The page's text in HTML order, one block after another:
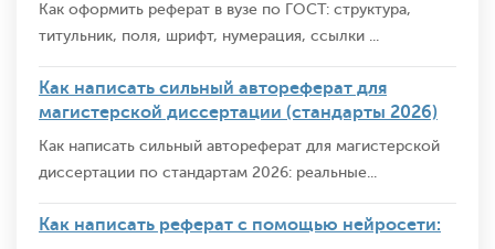
Как оформить реферат в вузе по ГОСТ: структура,
титульник, поля, шрифт, нумерация, ссылки ...
Как написать сильный автореферат для
магистерской диссертации (стандарты 2026)
Как написать сильный автореферат для магистерской
диссертации по стандартам 2026: реальные...
Как написать реферат с помощью нейросети: